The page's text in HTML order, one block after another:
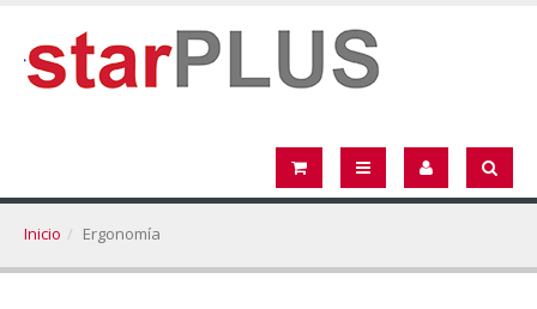
Inicio Ergonomía